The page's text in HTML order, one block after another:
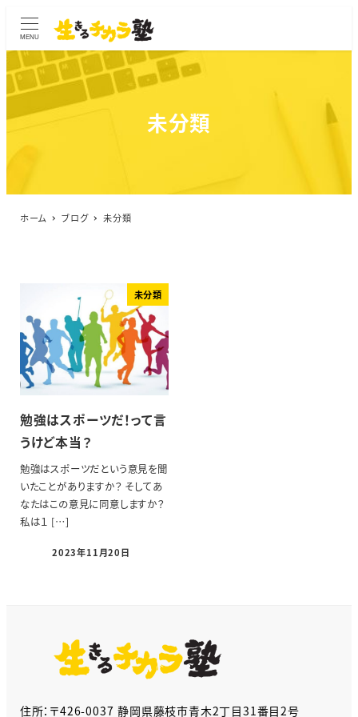
MENU
未分類
ホーム ブログ 未分類
未分類
勉強はスポーツだ！って言
うけど本当？
勉強はスポーツだという意見を聞
いたことがありますか？ そしてあ
なたはこの意見に同意しますか？
私は１ […]
2023年11月20日
住所：〒426-0037 静岡県藤枝市青木2丁目31番目2号